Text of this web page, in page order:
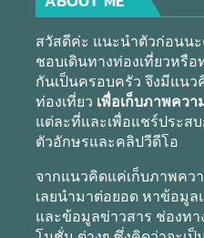
สวัสดีค่ะ แนะนำตัวก่อนน
ชอบเดินทางท่องเที่ยวหรือ
กันเป็นครอบครัว จึงมีแนว
ท่องเที่ยว เพื่อเก็บภาพคว
แต่ละที่และเพื่อแชร์ประส
ตัวอักษรและคลิปวีดีโอ
จากแนวคิดแค่เก็บภาพคว
เลยนำมาต่อยอด หาข้อมูล
และข้อมูลข่าวสาร ช่องทา